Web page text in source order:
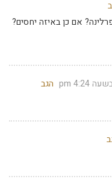
אם כן באיזה יחסים?
הגב